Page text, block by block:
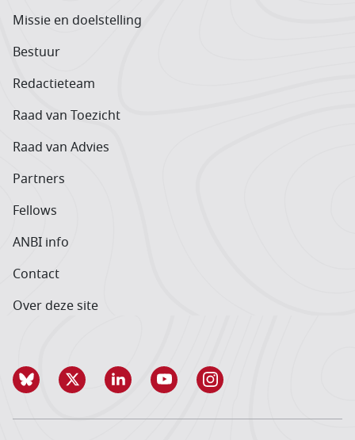
Missie en doelstelling
Bestuur
Redactieteam
Raad van Toezicht
Raad van Advies
Partners
Fellows
ANBI info
Contact
Over deze site